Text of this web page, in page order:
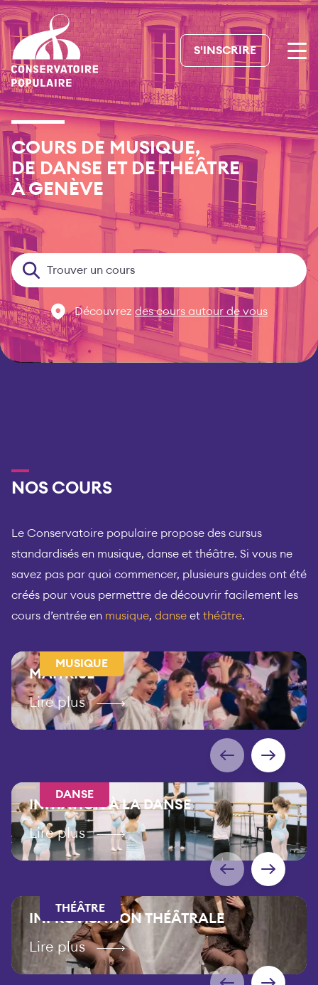
Skip
to
content
S'INSCRIRE
COURS DE MUSIQUE,
DE DANSE ET DE THÉÂTRE
À GENÈVE
Trouver un cours
Découvrez des cours autour de vous
NOS COURS
Le Conservatoire populaire propose des cursus
standardisés en musique, danse et théâtre. Si vous ne
savez pas par quoi commencer, plusieurs guides ont été
créés pour vous permettre de découvrir facilement les
cours d’entrée en musique, danse et théâtre.
MUSIQUE
MAÎTRISE
Lire plus
DANSE
INITIATION À LA DANSE
Lire plus
THÉÂTRE
IMPROVISATION THÉÂTRALE
Lire plus